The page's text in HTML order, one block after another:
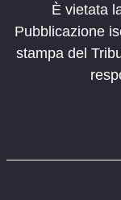
È vietata
Pubblicazione
stampa del